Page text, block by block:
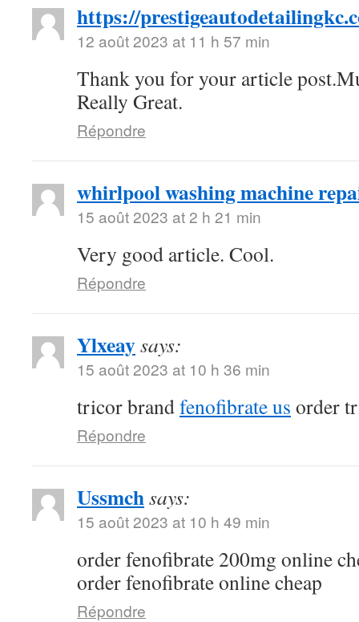
https://
12 août 2023 at 11 h 57 min
Thank you for your article
Really Great.
Répondre
whirlpool washing machine
15 août 2023 at 2 h 21 min
Very good article. Cool.
Répondre
Ylxeaysays:
15 août 2023 at 10 h 36 min
tricor brandfenofibrate us order
Répondre
Ussmchsays:
15 août 2023 at 10 h 49 min
order fenofibrate 200mg online
order fenofibrate online cheap
Répondre